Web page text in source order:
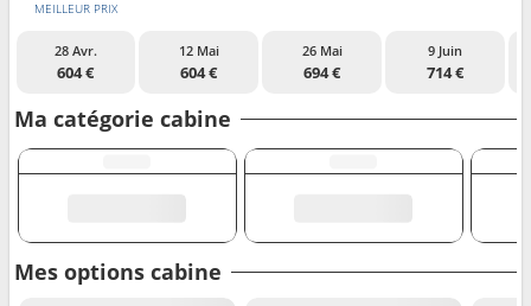
MEILLEUR PRIX
28 Avr.
604 €
12 Mai
604 €
26 Mai
694 €
9 Juin
714 €
Ma catégorie cabine
Mes options cabine